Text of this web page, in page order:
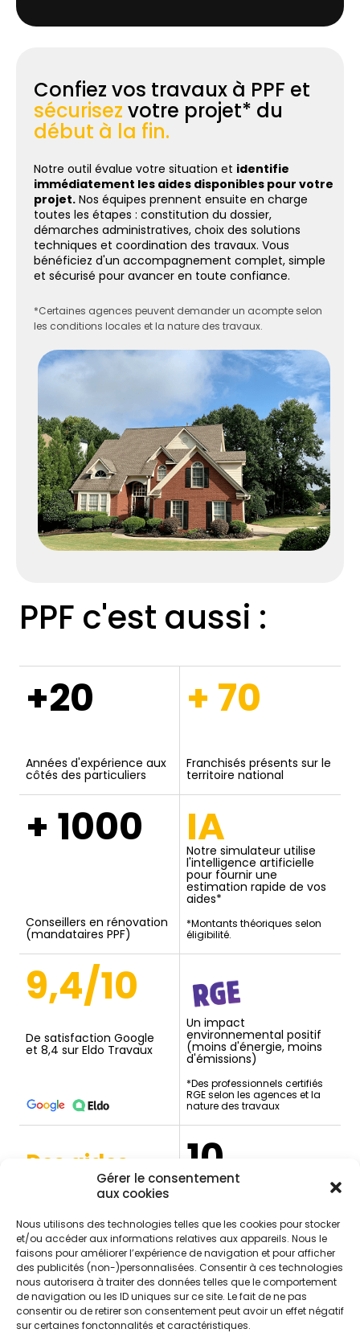
Gérer le consentement
aux cookies
Nous utilisons des technologies telles que les cookies pour stocker
et/ou accéder aux informations relatives aux appareils. Nous le
faisons pour améliorer l’expérience de navigation et pour afficher
des publicités (non-)personnalisées. Consentir à ces technologies
nous autorisera à traiter des données telles que le comportement
de navigation ou les ID uniques sur ce site. Le fait de ne pas
consentir ou de retirer son consentement peut avoir un effet négatif
sur certaines fonctonnalités et caractéristiques.
Confiez vos travaux à PPF et
sécurisez votre projet* du
début à la fin.
Notre outil évalue votre situation et identifie
immédiatement les aides disponibles pour votre
projet. Nos équipes prennent ensuite en charge
toutes les étapes : constitution du dossier,
démarches administratives, choix des solutions
techniques et coordination des travaux. Vous
bénéficiez d'un accompagnement complet, simple
et sécurisé pour avancer en toute confiance.
*Certaines agences peuvent demander un acompte selon
les conditions locales et la nature des travaux.
PPF c'est aussi :
+20
Années d'expérience aux
côtés des particuliers
+ 70
Franchisés présents sur le
territoire national
+ 1000
Conseillers en rénovation
(mandataires PPF)
IA
Notre simulateur utilise
l'intelligence artificielle
pour fournir une
estimation rapide de vos
aides*
*Montants théoriques selon
éligibilité.
9,4/10
De satisfaction Google
et 8,4 sur Eldo Travaux
Un impact
environnemental positif
(moins d'énergie, moins
d'émissions)
*Des professionnels certifiés
RGE selon les agences et la
nature des travaux
Des aides
financières
Possibles pour votre
projet*
*Selon éligibilité et conditions
en vigueur.
10
*Selon la nature des
prestations réalisées et les
conditions du contrat.